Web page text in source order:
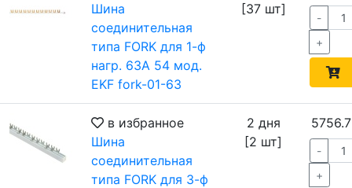
Шина
соединительная
типа FORK для 1-ф
нагр. 63А 54 мод.
EKF fork-01-63
[37 шт]
-
+
в избранное
Шина
соединительная
типа FORK для 3-ф
2 дня
[2 шт]
-
+